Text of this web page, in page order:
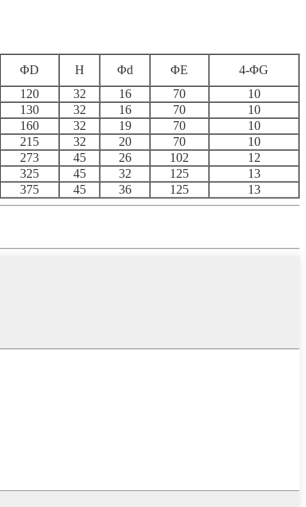
ΦD H Φd ΦE 4-ΦG
120 32 16 70
10
130 32 16 70
10
160 32 19 70
10
215 32 20 70
10
273 45 26 102
12
325 45 32 125
13
375 45 36 125 13